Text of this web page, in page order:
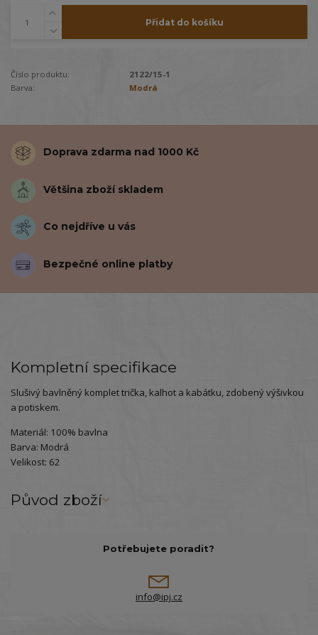
Přidat do košíku
Číslo produktu:
2122/15-1
Barva:
Modrá
Doprava zdarma nad 1000 Kč
Většina zboží skladem
Co nejdříve u vás
Bezpečné online platby
Kompletní specifikace
Slušivý bavlněný komplet trička, kalhot a kabátku, zdobený výšivkou
a potiskem.
Materiál: 100% bavlna
Barva: Modrá
Velikost: 62
Původ zboží
Potřebujete poradit?
info@ipj.cz